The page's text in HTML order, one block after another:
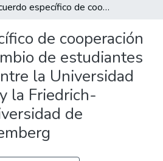
Acuerdo específico de cooperación para el intercambio de estudiantes y profesores entre la Universidad de Costa Rica y la Friedrich-Alexander Universidad de Erlangen-Núremberg
de cooperación
de estudiantes
la Universidad
la Friedrich-
de